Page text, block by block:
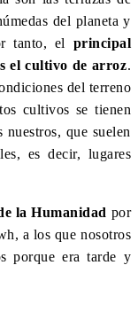
del planeta y
tanto, el principal
el cultivo de arroz.
del terreno
cultivos se tienen
que suelen
es decir, lugares
la Humanidad por
a los que nosotros
porque era tarde y